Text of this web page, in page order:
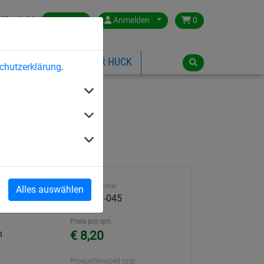
.
Alles auswählen
Kontakt Austria Anmelden 0
ÜBER HUCK
Artikelnummer
AT209N-045
Preis pro qm
€ 8,20
Produktionszeit zzgl.